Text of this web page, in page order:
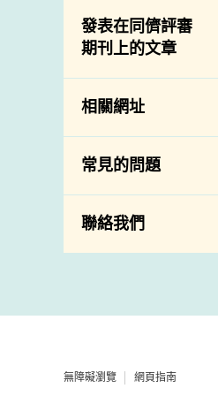
資訊平台
下載
公開比賽
發表在同儕評審
期刊上的文章
相關網址
相關政府部門／機
構
常見的問題
聯絡我們
地址及電話
郵件貼上足夠郵資
無障礙瀏覽 網頁指南